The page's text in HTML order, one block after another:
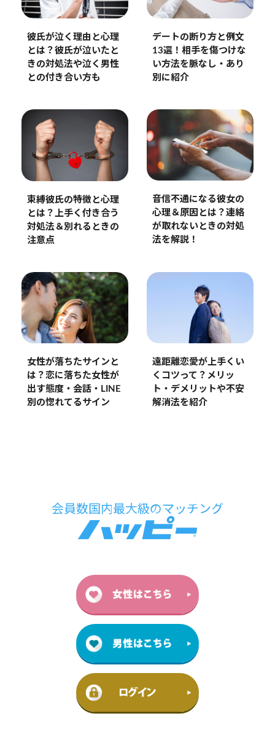
彼氏が泣く理由と心理
とは？彼氏が泣いたと
きの対処法や泣く男性
との付き合い方も
デートの断り方と例文
13選！相手を傷つけな
い方法を脈なし・あり
別に紹介
束縛彼氏の特徴と心理
とは？上手く付き合う
対処法＆別れるときの
注意点
音信不通になる彼女の
心理＆原因とは？連絡
が取れないときの対処
法を解説！
女性が落ちたサインと
は？恋に落ちた女性が
出す態度・会話・LINE
別の惚れてるサイン
遠距離恋愛が上手くい
くコツって？メリッ
ト・デメリットや不安
解消法を紹介